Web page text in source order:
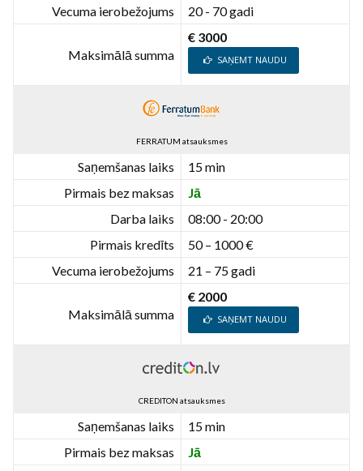
Vecuma ierobežojums
20 - 70 gadi
Maksimālā summa
€ 3000
SAŅEMT NAUDU
FERRATUM atsauksmes
Saņemšanas laiks
15 min
Pirmais bez maksas
Jā
Darba laiks
08:00 - 20:00
Pirmais kredīts
50 – 1000 €
Vecuma ierobežojums
21 – 75 gadi
Maksimālā summa
€ 2000
SAŅEMT NAUDU
CREDITON atsauksmes
Saņemšanas laiks
15 min
Pirmais bez maksas
Jā